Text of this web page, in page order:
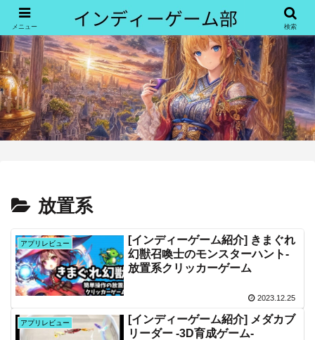
放置系
アプリレビュー
[インディーゲーム紹介] きまぐれ
幻獣召喚士のモンスターハント-
放置系クリッカーゲーム
2023.12.25
アプリレビュー
[インディーゲーム紹介] メダカブ
リーダー -3D育成ゲーム-
メニュー 検索